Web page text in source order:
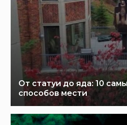
От статуи до яда: 10
способов мести